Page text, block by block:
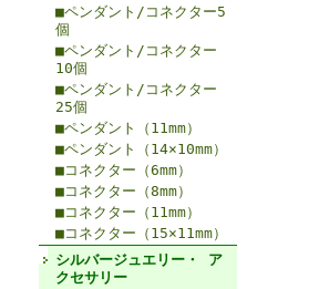
■ペンダント/コネクター5
個
■ペンダント/コネクター
10個
■ペンダント/コネクター
25個
■ペンダント（11mm）
■ペンダント（14×10mm）
■コネクター（6mm）
■コネクター（8mm）
■コネクター（11mm）
■コネクター（15×11mm）
シルバージュエリー・ ア
クセサリー